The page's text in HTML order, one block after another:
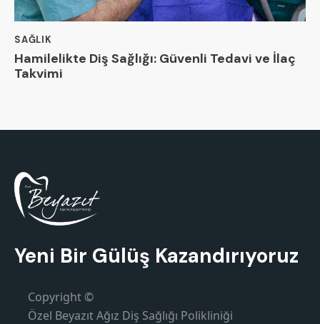
SAĞLIK
Hamilelikte Diş Sağlığı: Güvenli Tedavi ve İlaç
Takvimi
Yeni Bir Gülüş Kazandırıyoruz
Copyright ©
Özel Beyazıt Ağız Diş Sağlığı Polikliniği